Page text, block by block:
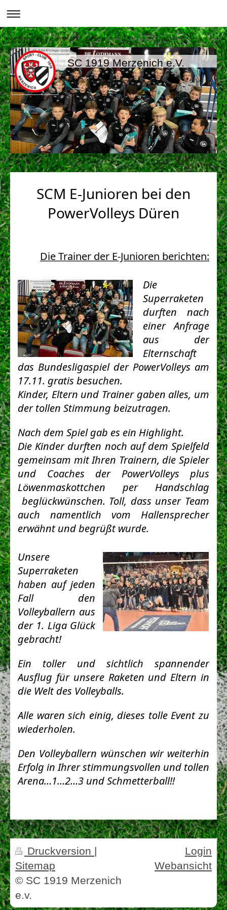
SC 1919 Merzenich e.V.
SCM E-Junioren bei den
PowerVolleys Düren
Die Trainer der E-Junioren berichten:
Die
Superraketen
durften nach
einer Anfrage
aus der
Elternschaft
das Bundesligaspiel der PowerVolleys am
17.11. gratis besuchen.
Kinder, Eltern und Trainer gaben alles, um
der tollen Stimmung beizutragen.
Nach dem Spiel gab es ein Highlight.
Die Kinder durften noch auf dem Spielfeld
gemeinsam mit Ihren Trainern, die Spieler
und Coaches der PowerVolleys plus
Löwenmaskottchen per Handschlag
beglückwünschen. Toll, dass unser Team
auch namentlich vom Hallensprecher
erwähnt und begrüßt wurde.
Unsere
Superraketen
haben auf jeden
Fall den
Volleyballern aus
der 1. Liga Glück
gebracht!
Ein toller und sichtlich spannender
Ausflug für unsere Raketen und Eltern in
die Welt des Volleyballs.
Alle waren sich einig, dieses tolle Event zu
wiederholen.
Den Volleyballern wünschen wir weiterhin
Erfolg in Ihrer stimmungsvollen und tollen
Arena…1…2…3 und Schmetterball!!
Druckversion |
Sitemap
© SC 1919 Merzenich
e.v.
Login
Webansicht